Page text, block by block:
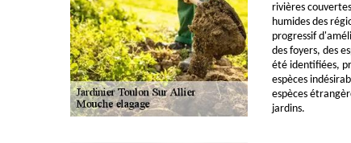
rivières
humides des
progressif
des foyers, des
été identifiées,
espèces
espèces
jardins.